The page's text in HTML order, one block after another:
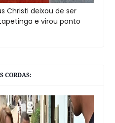
Christi deixou de ser
e virou ponto
CORDAS: